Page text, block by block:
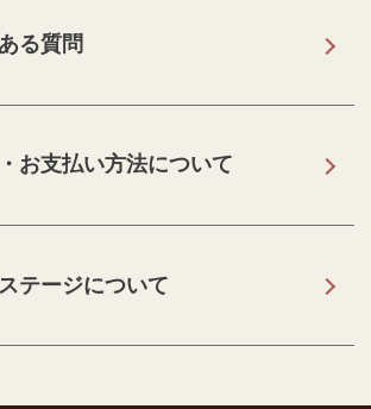
る質問
お支払い方法について
テージについて